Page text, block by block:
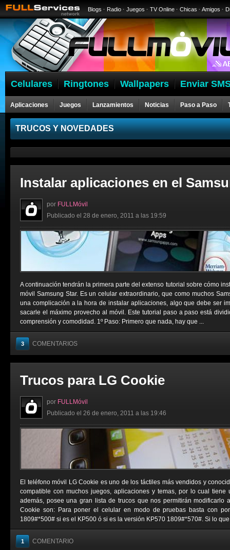
Blogs · Radio · Juegos · TV Online · Chicas · Amigos ·
Celulares Ringtones Wallpapers Enviar
Aplicaciones Juegos Lanzamientos Noticias Paso a Paso
Celulares
TRUCOS Y NOVEDADES
Instalar aplicaciones en el
por FULLMóvil
Publicado el 28 de enero, 2011 a las 19:59
A continuación tendrán la primera parte del extenso tutorial sobre cómo
móvil Samsung Star. Es un celular extraordinario, que como muchos
una complicación a la hora de instalar aplicaciones, algo que debe ser
sacarle el máximo provecho al móvil. Este tutorial paso a paso está
comprensión y comodidad. 1º Paso: Primero que nada, hay que ...
3 COMENTARIOS
Trucos para LG Cookie
por FULLMóvil
Publicado el 26 de enero, 2011 a las 19:46
El teléfono móvil LG Cookie es uno de los táctiles más vendidos y
compatible con muchos juegos, aplicaciones y temas, por lo cual
además, posee una gran lista de trucos que nos permitirán modificarlo
Cookie son: Para poner el celular en modo de pruebas basta con
1809#*500# si es el KP500 ó si es la versión KP570 1809#*570#. Si lo que
1 COMENTARIO